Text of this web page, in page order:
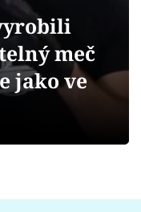
meč
jako ve